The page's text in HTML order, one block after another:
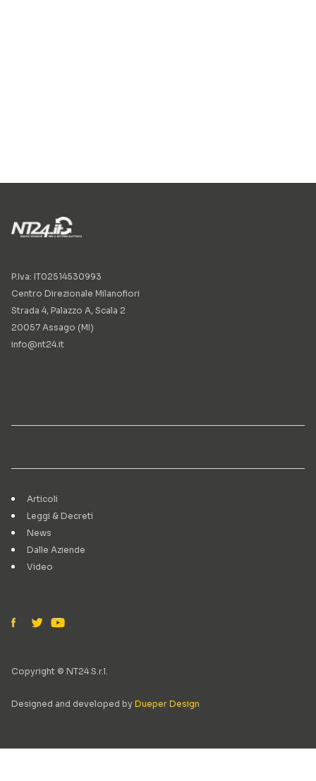
P.Iva: IT02514530993
Centro Direzionale Milanofiori
Strada 4, Palazzo A, Scala 2
20057 Assago (MI)
info@nt24.it
Articoli
Leggi & Decreti
News
Dalle Aziende
Video
Copyright © NT24 S.r.l.
Designed and developed by Dueper Design